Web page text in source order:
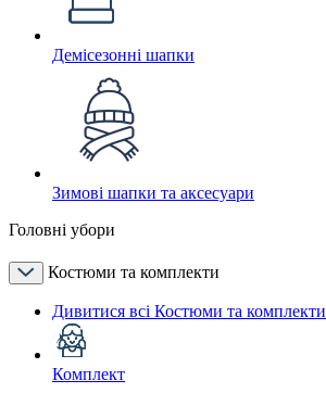
Демісезонні шапки
Зимові шапки та аксесуари
Головні убори
Костюми та комплекти
Дивитися всі Костюми та комплекти
Комплект